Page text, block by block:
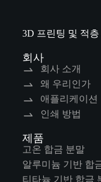
3D 프린팅 및 적
회사
회사 소개
왜 우리인가
애플리케이션
인쇄 방법
제품
고온 합금 분말
알루미늄 기반 합
티타늄 기반 합금